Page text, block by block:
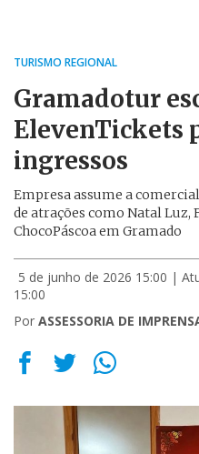
TURISMO REGIONAL
Gramadotur
ElevenTickets
ingressos
Empresa assume a
de atrações como Natal Luz,
ChocoPáscoa em Gramado
5 de junho de 2026 15:00 |
15:00
Por ASSESSORIA DE